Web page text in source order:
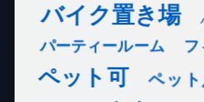
バイク置き場
パーティールーム フ
ペット可 ペッ